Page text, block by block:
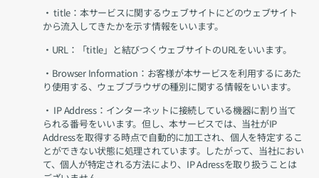
・ title：本サービスに関するウェブサイトにどのウェブサイト
から流入してきたかを示す情報をいいます。
・URL：「title」と結びつくウェブサイトのURLをいいます。
・Browser Information：お客様が本サービスを利用するにあた
り使用する、ウェブブラウザの種別に関する情報をいいます。
・ IP Address：インターネットに接続している機器に割り当て
られる番号をいいます。但し、本サービスでは、当社がIP
Addressを取得する時点で自動的に加工され、個人を特定するこ
とができない状態に処理されています。したがって、当社におい
て、個人が特定される方法により、IP Adressを取り扱うことは